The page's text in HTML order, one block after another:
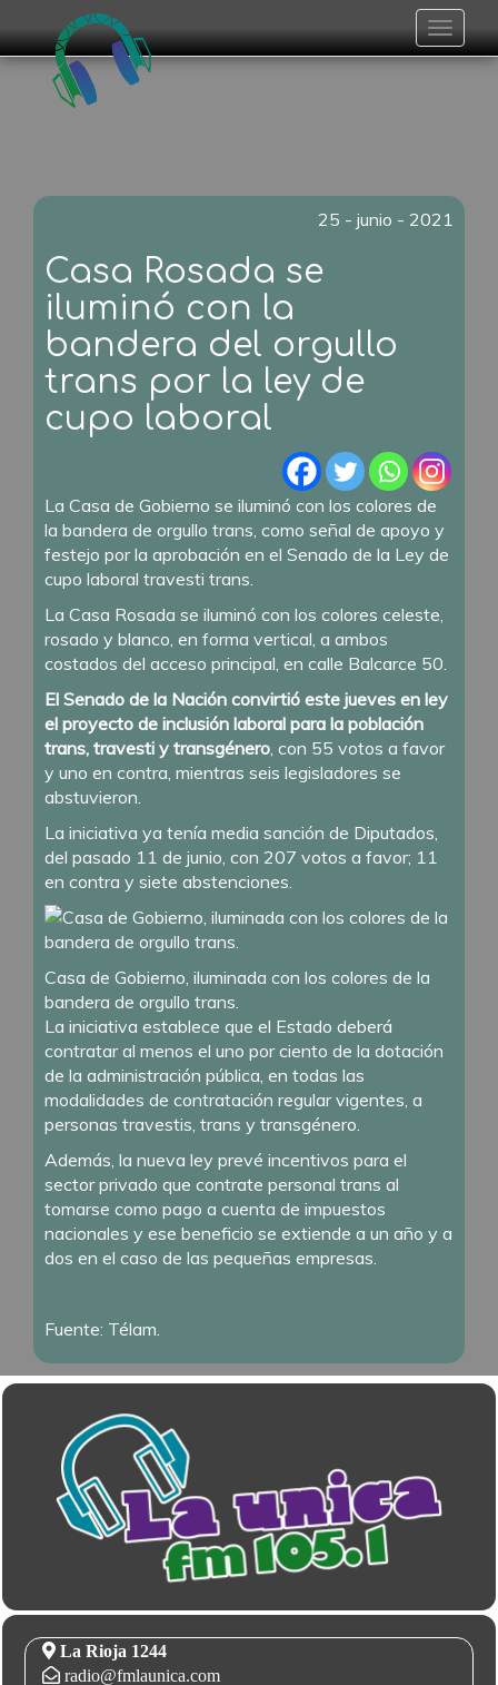
Toggle
25 - junio - 2021
Casa Rosada se
iluminó con la
bandera del orgullo
trans por la ley de
cupo laboral
La Casa de Gobierno se iluminó con los colores de
la bandera de orgullo trans, como señal de apoyo y
festejo por la aprobación en el Senado de la Ley de
cupo laboral travesti trans.
La Casa Rosada se iluminó con los colores celeste,
rosado y blanco, en forma vertical, a ambos
costados del acceso principal, en calle Balcarce 50.
El Senado de la Nación convirtió este jueves en ley
el proyecto de inclusión laboral para la población
trans, travesti y transgénero , con 55 votos a favor
y uno en contra, mientras seis legisladores se
abstuvieron.
La iniciativa ya tenía media sanción de Diputados,
del pasado 11 de junio, con 207 votos a favor; 11
en contra y siete abstenciones.
Casa de Gobierno, iluminada con los colores de la
bandera de orgullo trans.
La iniciativa establece que el Estado deberá
contratar al menos el uno por ciento de la dotación
de la administración pública, en todas las
modalidades de contratación regular vigentes, a
personas travestis, trans y transgénero.
Además, la nueva ley prevé incentivos para el
sector privado que contrate personal trans al
tomarse como pago a cuenta de impuestos
nacionales y ese beneficio se extiende a un año y a
dos en el caso de las pequeñas empresas.
Fuente: Télam.
La Rioja 1244
radio@fmlaunica.com